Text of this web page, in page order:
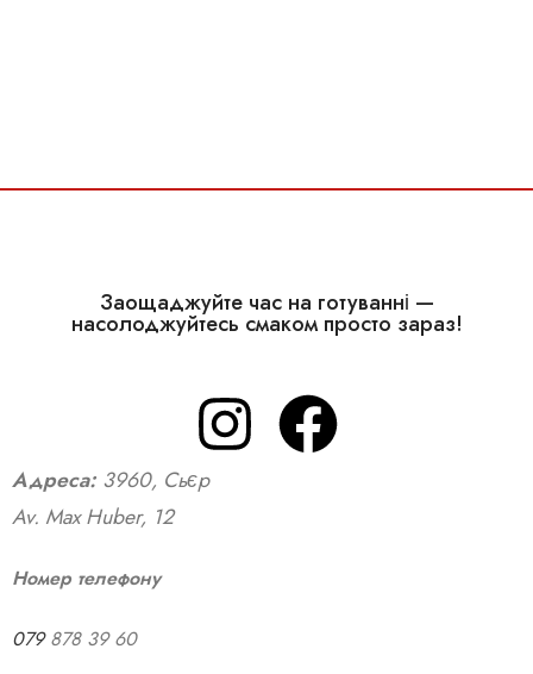
Заощаджуйте час на готуванні —
насолоджуйтесь смаком просто зараз!
Адреса: 3960, Сьєр
Av. Max Huber, 12
Номер телефону
079878 39 60